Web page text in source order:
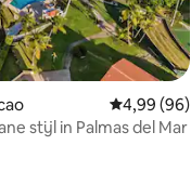
op 5, 32 recensies
4,99 (96)
stijl in Palmas del Mar